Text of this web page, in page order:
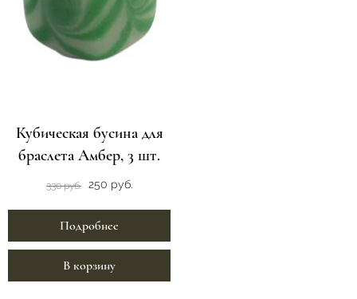
Кубическая бусина для
браслета Амбер, 3 шт.
330 руб. 250 руб.
Подробнее
В корзину